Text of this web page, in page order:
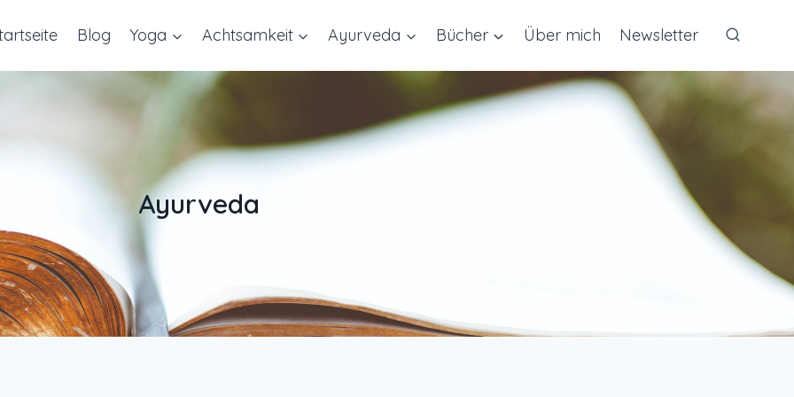
Blog Yoga Achtsamkeit Ayurveda Bücher Über mich Newsletter
Ayurveda